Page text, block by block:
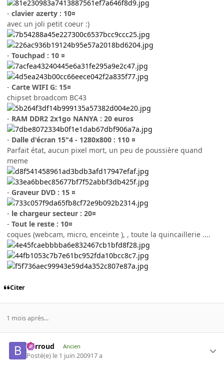
- clavier azerty : 10¤
avec un joli petit coeur :)
- Touchpad : 10 ¤
- Carte WIFI G: 15¤
chipset broadcom BC43
- RAM DDR2 2x1go NANYA : 20 euros
- Dalle d'écran 15"4 - 1280x800 : 110 ¤
Parfait état, aucun pixel mort, un peu de poussière quand
meme
- Graveur DVD : 15 ¤
- le chargeur secteur : 20¤
- Tout le reste : 10¤
coques (webcam, micro, enceinte ), , toute la quincaillerie ....
Citer
1 mois après...
Barroud Ancien
Posté(e) le 1 juin 200917 a